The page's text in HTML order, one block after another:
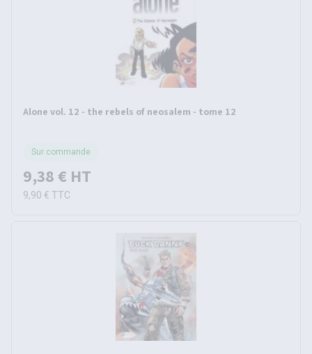
Alone vol. 12 - the rebels of neosalem - tome 12
Sur commande
9,38 € HT
9,90 € TTC